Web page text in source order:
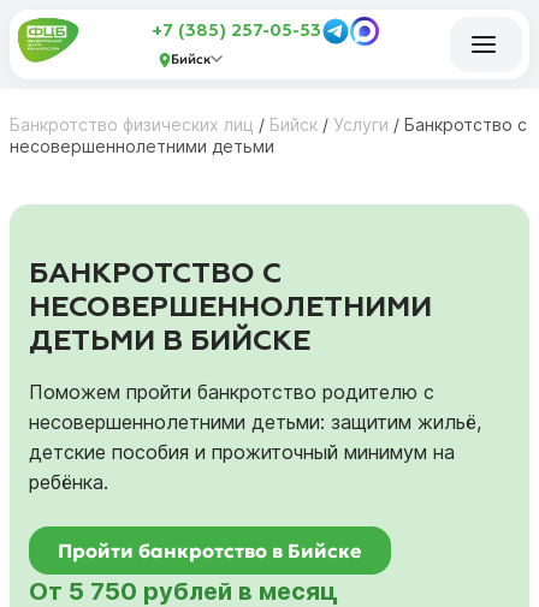
+7 (385) 257-05-53
Бийск
Банкротство физических лиц / Бийск / Услуги / Банкротство с
несовершеннолетними детьми
БАНКРОТСТВО С
НЕСОВЕРШЕННОЛЕТНИМИ
ДЕТЬМИ В БИЙСКЕ
Поможем пройти банкротство родителю с
несовершеннолетними детьми: защитим жильё,
детские пособия и прожиточный минимум на
ребёнка.
Пройти банкротство в Бийске
От 5 750 рублей в месяц